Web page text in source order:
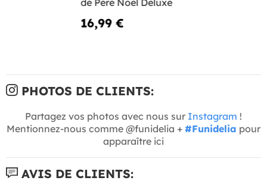
16,99 €
PHOTOS DE CLIENTS:
Partagez vos photos avec nous sur Instagram !
Mentionnez-nous comme @funidelia + #Funidelia pour
apparaître ici
AVIS DE CLIENTS: